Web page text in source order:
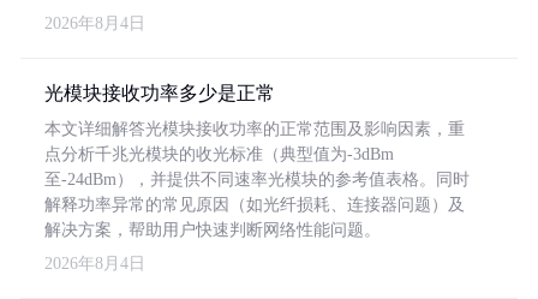
2026年8月4日
光模块接收功率多少是正常
本文详细解答光模块接收功率的正常范围及影响因素，重
点分析千兆光模块的收光标准（典型值为-3dBm
至-24dBm），并提供不同速率光模块的参考值表格。同时
解释功率异常的常见原因（如光纤损耗、连接器问题）及
解决方案，帮助用户快速判断网络性能问题。
2026年8月4日